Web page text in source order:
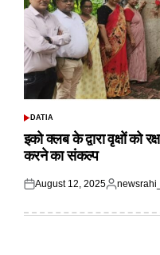
POSTED
DATIA
इको क्लब के द्वारा वृक्षों को
करने का संकल्प
Posted
August 12, 2025
Posted